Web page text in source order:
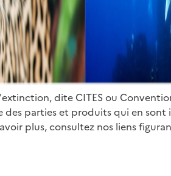
dite CITES ou
parties et produits qui en sont
plus, consultez nos liens